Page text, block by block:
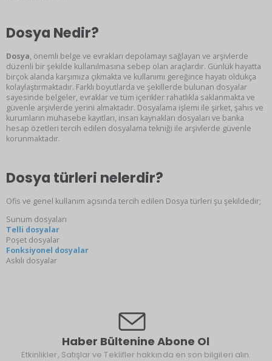
Dosya Nedir?
Dosya, önemli belge ve evrakları depolamayı sağlayan ve arşivlerde
düzenli bir şekilde kullanılmasına sebep olan araçlardır. Günlük hayatta
birçok alanda karşımıza çıkmakta ve kullanımı gereğince hayatı oldukça
kolaylaştırmaktadır. Farklı boyutlarda ve şekillerde bulunan dosyalar
sayesinde belgeler, evraklar ve tüm içerikler rahatlıkla saklanmakta ve
güvenle arşivlerde yerini almaktadır. Dosyalama işlemi ile şirket, şahıs ve
kurumların muhasebe kayıtları, insan kaynakları dosyaları ve banka
hesap özetleri tercih edilen dosyalama tekniği ile arşivlerde güvenle
korunmaktadır.
Dosya türleri nelerdir?
Ofis ve genel kullanım açısında tercih edilen Dosya türleri şu şekildedir;
Sunum dosyaları
Telli dosyalar
Poşet dosyalar
Fonksiyonel dosyalar
Askılı dosyalar
Haber Bültenine Abone Ol
Etkinlikler, Satışlar ve Teklifler hakkında en son bilgileri alın.